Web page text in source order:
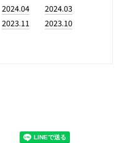
2024.04
2024.03
2023.11
2023.10